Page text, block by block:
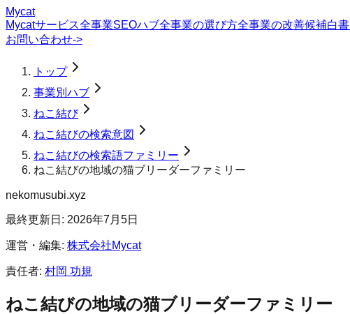
Mycat
Mycatサービス全事業SEOハブ全事業の選び方全事業の改善候補白書
お問い合わせ->
トップ
事業別ハブ
ねこ結び
ねこ結びの検索意図
ねこ結びの検索語ファミリー
ねこ結びの地域の猫ブリーダーファミリー
nekomusubi.xyz
最終更新日: 2026年7月5日
運営・編集: 株式会社Mycat
責任者: 村岡 功規
ねこ結びの地域の猫ブリーダーファミリー